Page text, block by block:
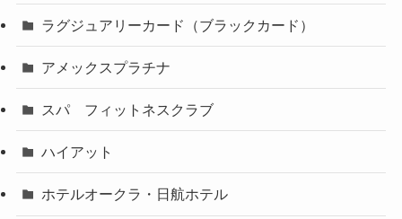
ラグジュアリーカード（ブラックカード）
アメックスプラチナ
スパ フィットネスクラブ
ハイアット
ホテルオークラ・日航ホテル